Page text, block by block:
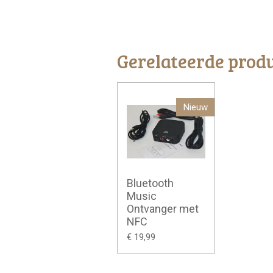
Gerelateerde
Nieuw
Bluetooth
Music
Ontvanger met
NFC
€ 19,99